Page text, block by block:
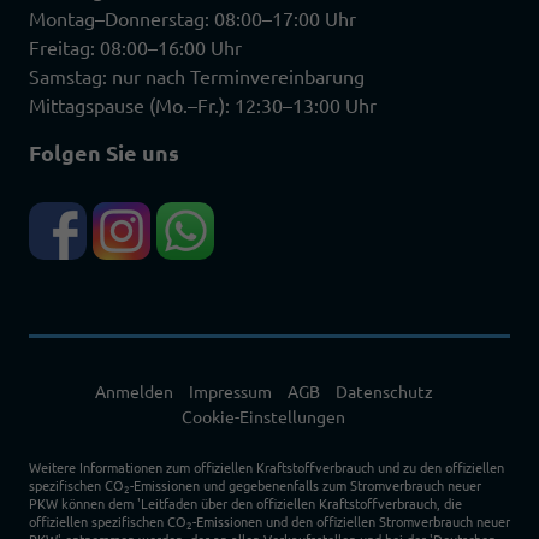
Montag–Donnerstag: 08:00–17:00 Uhr
Freitag: 08:00–16:00 Uhr
Samstag: nur nach Terminvereinbarung
Mittagspause (Mo.–Fr.): 12:30–13:00 Uhr
Folgen Sie uns
Anmelden Impressum AGB
Datenschutz
Cookie-Einstellungen
Weitere Informationen zum offiziellen Kraftstoffverbrauch und zu den offiziellen
spezifischen CO2-Emissionen und gegebenenfalls zum Stromverbrauch neuer
PKW können dem 'Leitfaden über den offiziellen Kraftstoffverbrauch, die
offiziellen spezifischen CO2-Emissionen und den offiziellen Stromverbrauch neuer